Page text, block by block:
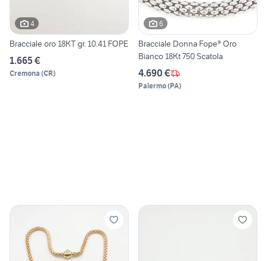
4
Bracciale oro 18KT gr. 10.41 FOPE
1.665 €
Cremona (CR)
6
Bracciale Donna Fope® Oro
Bianco 18Kt 750 Scatola
4.690 €
Palermo(PA)